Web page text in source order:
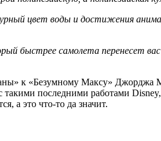
цвет воды и достижения
быстрее самолета перенесет вас
к «Безумному Максу» Джорджа
последними работами
а это что-то да значит.